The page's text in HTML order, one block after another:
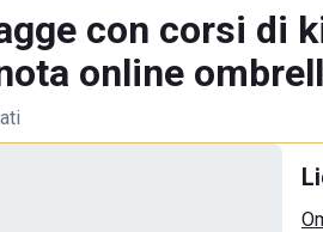
con corsi di
online